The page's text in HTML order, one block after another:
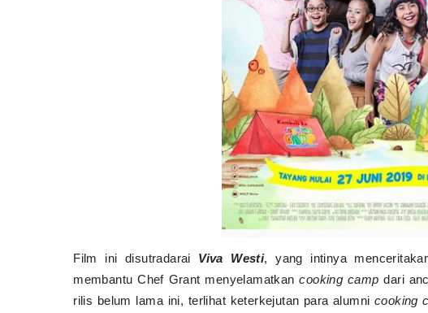
Film ini disutradarai Viva Westi, yang intinya
membantu Chef Grant menyelamatkancooking camp dari
rilis belum lama ini, terlihat keterkejutan para alumnicooking